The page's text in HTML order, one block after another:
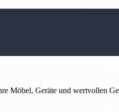
Möbel, Geräte und wertvollen